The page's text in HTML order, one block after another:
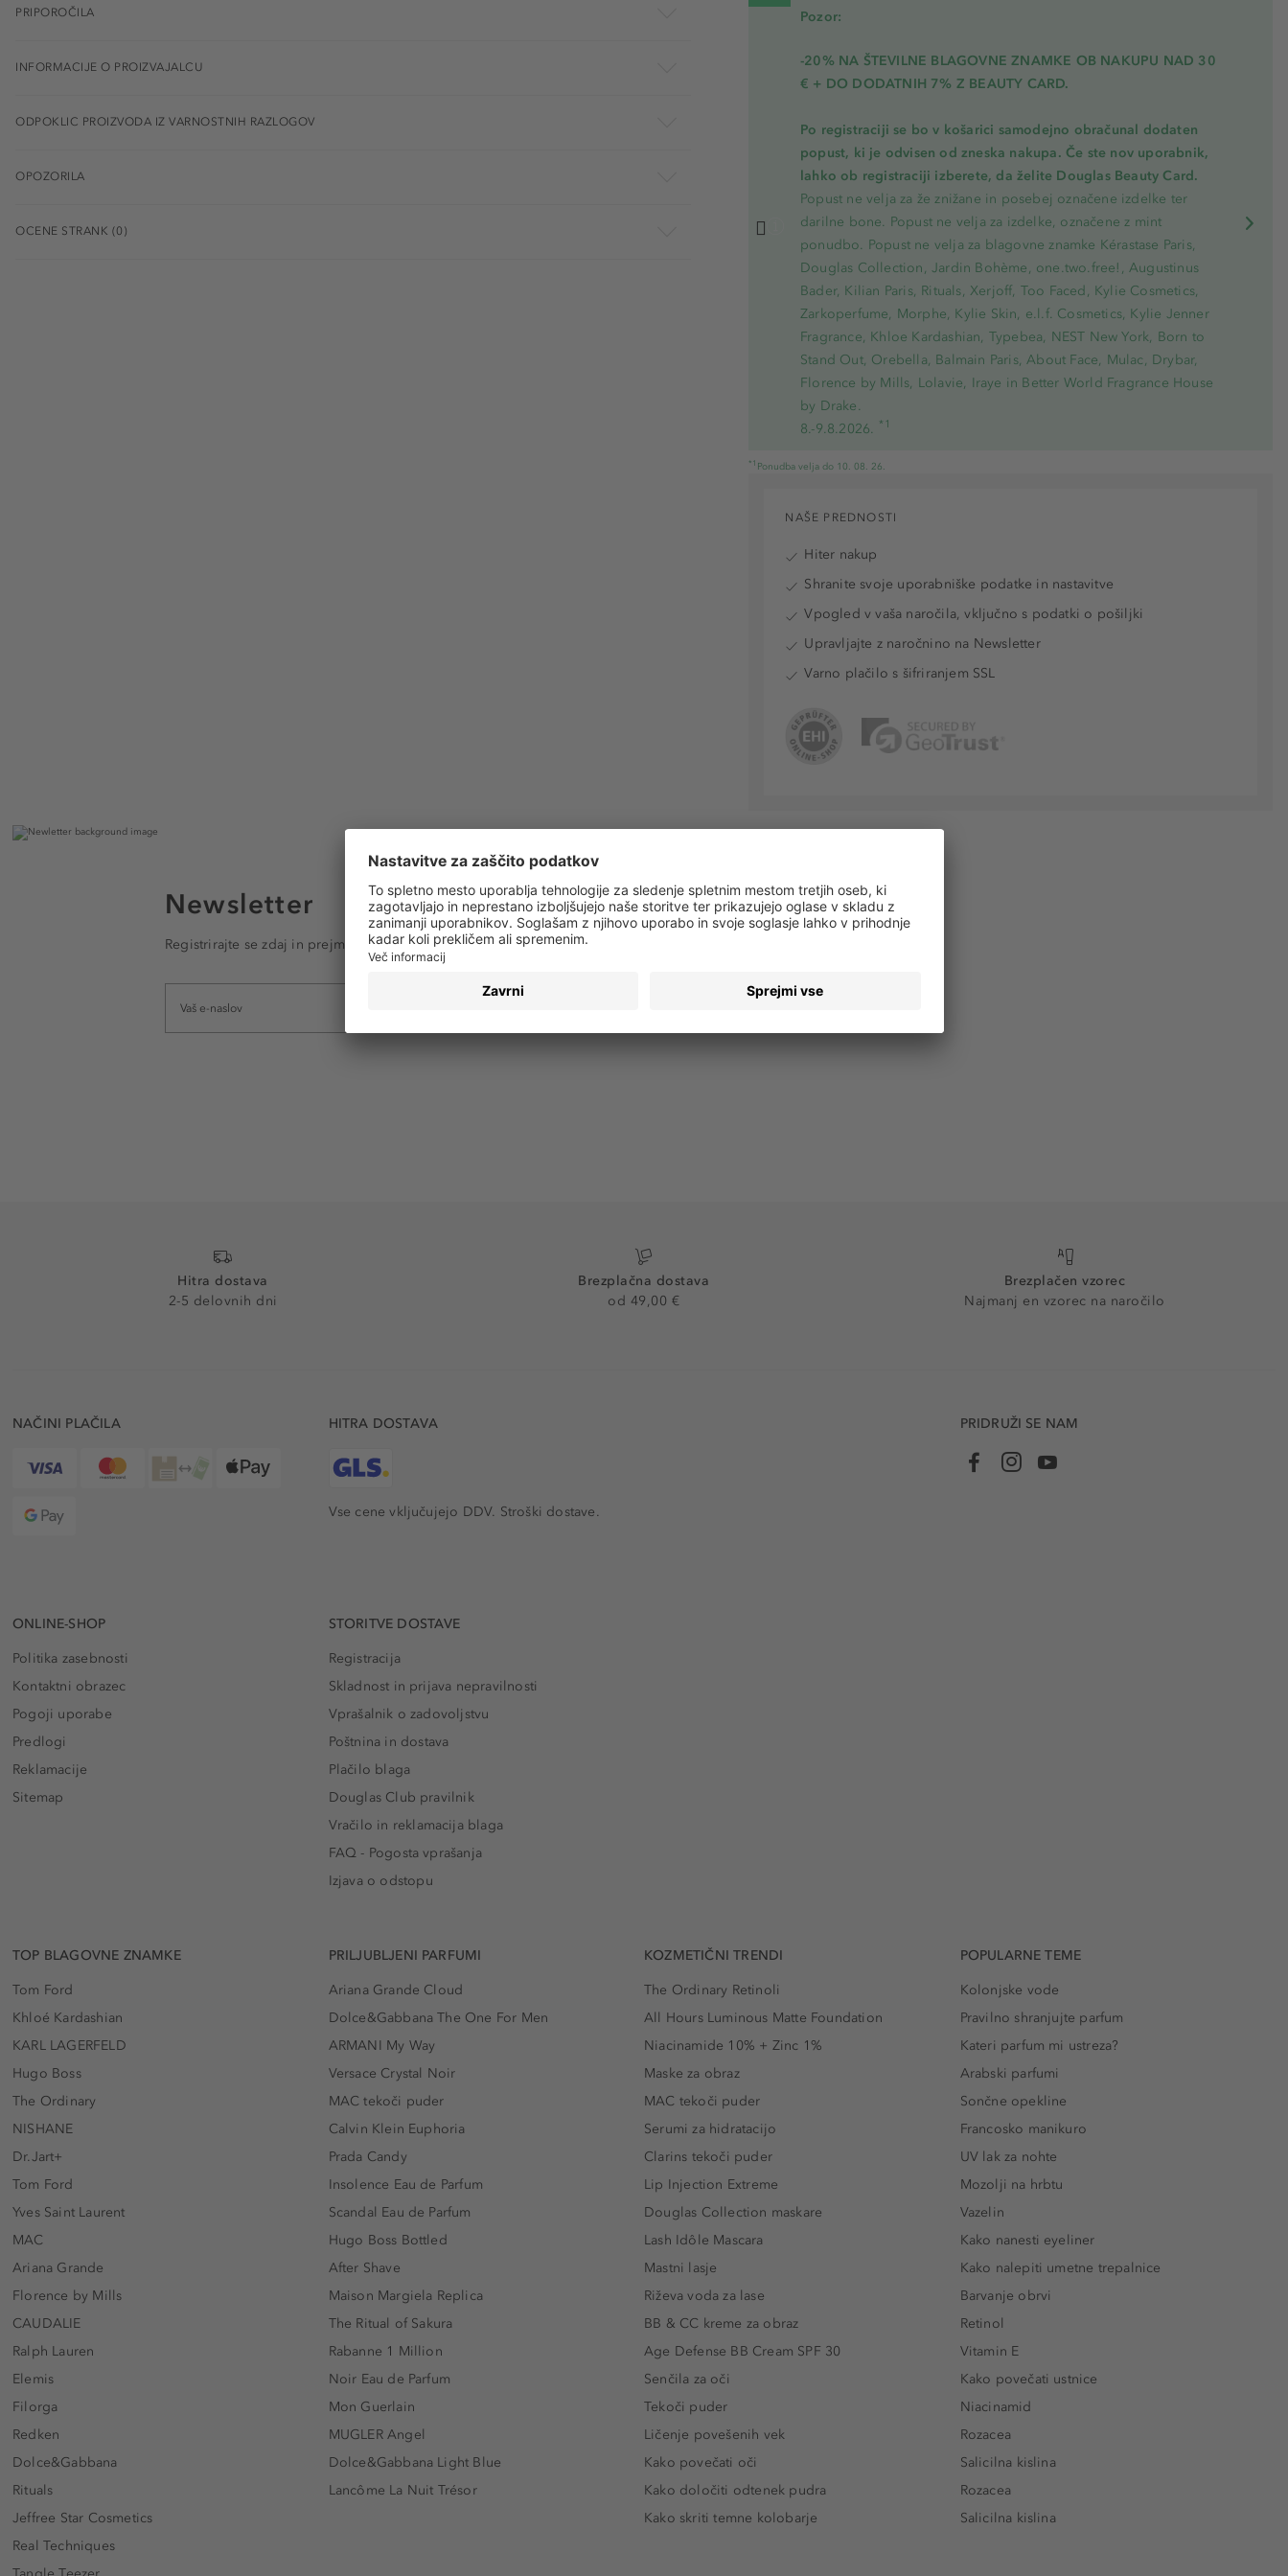
Pozor:
-20% NA ŠTEVILNE BLAGOVNE ZNAMKE OB NAKUPU NAD 30
€ + DO DODATNIH 7% Z BEAUTY CARD.
Po registraciji se bo v košarici samodejno obračunal dodaten
popust, ki je odvisen od zneska nakupa. Če ste nov uporabnik,
lahko ob registraciji izberete, da želite Douglas Beauty Card.
Popust ne velja za že znižane in posebej označene izdelke ter
darilne bone. Popust ne velja za izdelke, označene z mint
ponudbo. Popust ne velja za blagovne znamke Kérastase Paris,
Douglas Collection, Jardin Bohème, one.two.free!, Augustinus
Bader, Kilian Paris, Rituals, Xerjoff, Too Faced, Kylie Cosmetics,
Zarkoperfume, Morphe, Kylie Skin, e.l.f. Cosmetics, Kylie Jenner
Fragrance, Khloe Kardashian, Typebea, NEST New York, Born to
Stand Out, Orebella, Balmain Paris, About Face, Mulac, Drybar,
Florence by Mills, Lolavie, Iraye in Better World Fragrance House
by Drake.
8.-9.8.2026. *1
*1 Ponudba velja do 10. 08. 26.
PRIPOROČILA
INFORMACIJE O PROIZVAJALCU
ODPOKLIC PROIZVODA IZ VARNOSTNIH RAZLOGOV
OPOZORILA
OCENE STRANK (0)
NAŠE PREDNOSTI
Hiter nakup
Shranite svoje uporabniške podatke in nastavitve
Vpogled v vaša naročila, vključno s podatki o pošiljki
Upravljajte z naročnino na Newsletter
Varno plačilo s šifriranjem SSL
Newsletter
Registrirajte se zdaj in prejmite e-poštna obvestila o vseh trendih in ponudbah!
Hitra dostava
2-5 delovnih dni
Brezplačna dostava
od 49,00 €
Brezplačen vzorec
Najmanj en vzorec na naročilo
NAČINI PLAČILA HITRA DOSTAVA
Vse cene vključujejo DDV. Stroški dostave.
PRIDRUŽI SE NAM
ONLINE-SHOP
Politika zasebnosti
Kontaktni obrazec
Pogoji uporabe
Predlogi
Reklamacije
Sitemap
STORITVE DOSTAVE
Registracija
Skladnost in prijava nepravilnosti
Vprašalnik o zadovoljstvu
Poštnina in dostava
Plačilo blaga
Douglas Club pravilnik
Vračilo in reklamacija blaga
FAQ - Pogosta vprašanja
Izjava o odstopu
TOP BLAGOVNE ZNAMKE
Tom Ford
Khloé Kardashian
KARL LAGERFELD
Hugo Boss
The Ordinary
NISHANE
Dr.Jart+
Tom Ford
Yves Saint Laurent
MAC
Ariana Grande
Florence by Mills
CAUDALIE
Ralph Lauren
Elemis
Filorga
Redken
Dolce&Gabbana
Rituals
Jeffree Star Cosmetics
Real Techniques
PRILJUBLJENI PARFUMI
Ariana Grande Cloud
Dolce&Gabbana The One For Men
ARMANI My Way
Versace Crystal Noir
MAC tekoči puder
Calvin Klein Euphoria
Prada Candy
Insolence Eau de Parfum
Scandal Eau de Parfum
Hugo Boss Bottled
After Shave
Maison Margiela Replica
The Ritual of Sakura
Rabanne 1 Million
Noir Eau de Parfum
Mon Guerlain
MUGLER Angel
Dolce&Gabbana Light Blue
Lancôme La Nuit Trésor
KOZMETIČNI TRENDI
The Ordinary Retinoli
All Hours Luminous Matte Foundation
Niacinamide 10% + Zinc 1%
Maske za obraz
MAC tekoči puder
Serumi za hidratacijo
Clarins tekoči puder
Lip Injection Extreme
Douglas Collection maskare
Lash Idôle Mascara
Mastni lasje
Riževa voda za lase
BB & CC kreme za obraz
Age Defense BB Cream SPF 30
Senčila za oči
Tekoči puder
Ličenje povešenih vek
Kako povečati oči
Kako določiti odtenek pudra
Kako skriti temne kolobarje
POPULARNE TEME
Kolonjske vode
Pravilno shranjujte parfum
Kateri parfum mi ustreza?
Arabski parfumi
Sončne opekline
Francosko manikuro
UV lak za nohte
Mozolji na hrbtu
Vazelin
Kako nanesti eyeliner
Kako nalepiti umetne trepalnice
Barvanje obrvi
Retinol
Vitamin E
Kako povečati ustnice
Niacinamid
Rozacea
Salicilna kislina
Rozacea
Salicilna kislina